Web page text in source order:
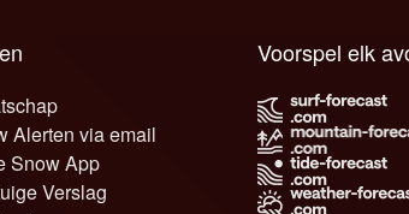
Alerten via email
Snow App
Verslag
Voorspel elk